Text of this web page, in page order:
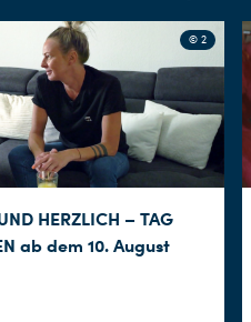
© 2
HERZLICH – TAG
ab dem 10. August